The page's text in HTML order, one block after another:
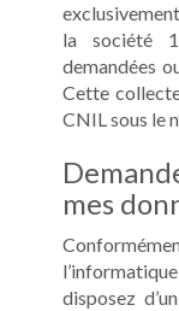
la société
demandées
Cette
CNIL sous le
mes
disposez